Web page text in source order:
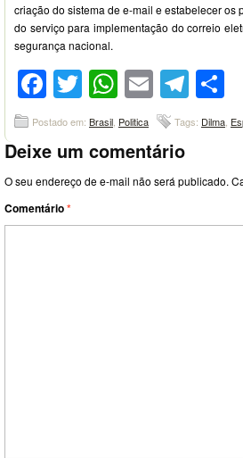
criação do sistema de e-mail e estabelecer os
do serviço para implementação do correio
segurança nacional.
Facebook
Twitter
WhatsApp
Email
Postado em: Brasil Politica Tags: Dilma
Deixe um comentário
O seu endereço de e-mail não será publicado.
Comentário*